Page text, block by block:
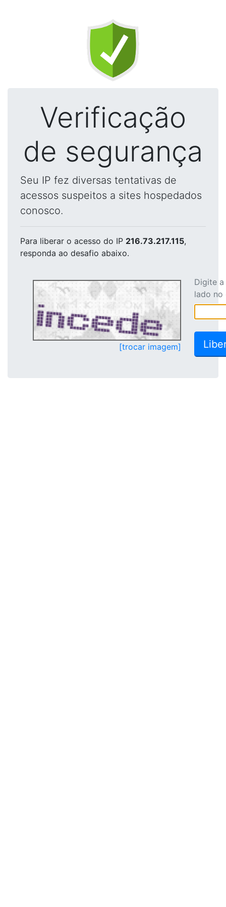
Verificação
de segurança
Seu IP fez diversas tentativas de
acessos suspeitos a sites hospedados
conosco.
Para liberar o acesso do IP 216.73.217.115,
responda ao desafio abaixo.
[trocar imagem]
Digite
lado no